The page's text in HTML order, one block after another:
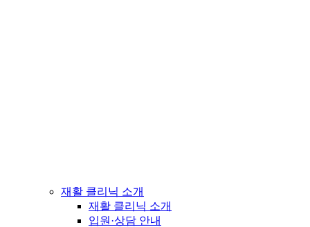
재활 클리닉 소개
재활 클리닉 소개
입원·상담 안내